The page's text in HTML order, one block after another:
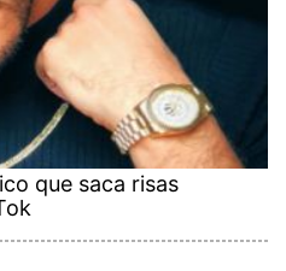
que saca risas